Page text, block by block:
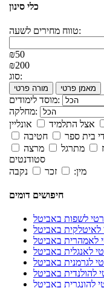
כלי סינון
טווח מחירים לשעה:
₪50
₪200
סוג:
מורה פרטי מאמן פרטי
מוסד לימודים:
מחלקה:
אצל התלמיד
אונליין
בית ספר
חטיבה
מתרגל
מרצה
סטודנטים
מין:
זכר נקבה
חיפושים דומים
לשפות באביטל
לאיטלקית באביטל
לאמהרית באביטל
לאנגלית באביטל
לגרמנית באביטל
להולנדית באביטל
להונגרית באביטל